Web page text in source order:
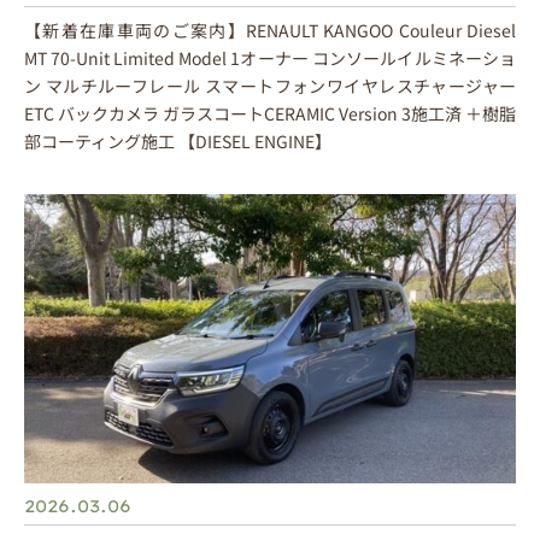
【新着在庫車両のご案内】RENAULT KANGOO Couleur Diesel
MT 70-Unit Limited Model 1オーナー コンソールイルミネーショ
ン マルチルーフレール スマートフォンワイヤレスチャージャー
ETC バックカメラ ガラスコートCERAMIC Version 3施工済 ＋樹脂
部コーティング施工 【DIESEL ENGINE】
2026.03.06